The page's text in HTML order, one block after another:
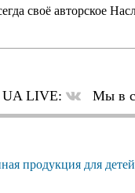
своё авторское
UA LIVE: Мы в